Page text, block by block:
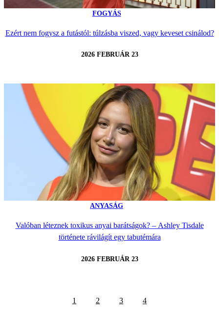
FOGYÁS
Ezért nem fogysz a futástól: túlzásba viszed, vagy keveset csinálod?
2026 FEBRUÁR 23
ANYASÁG
Valóban léteznek toxikus anyai barátságok? – Ashley Tisdale
története rávilágít egy tabutémára
2026 FEBRUÁR 23
1 2 3 4